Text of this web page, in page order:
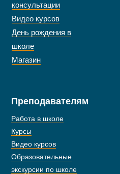
консультации
Видео курсов
День рождения в
школе
Магазин
Преподавателям
Работа в школе
Курсы
Видео курсов
Образовательные
экскурсии по школе